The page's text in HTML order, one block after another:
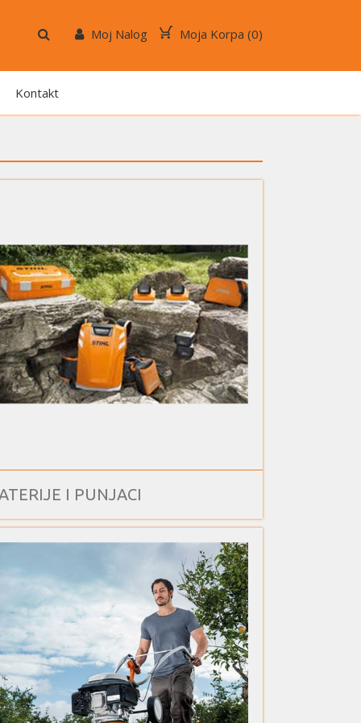
Moja Korpa (0)
Moj Nalog
Kontakt
I PUNJACI